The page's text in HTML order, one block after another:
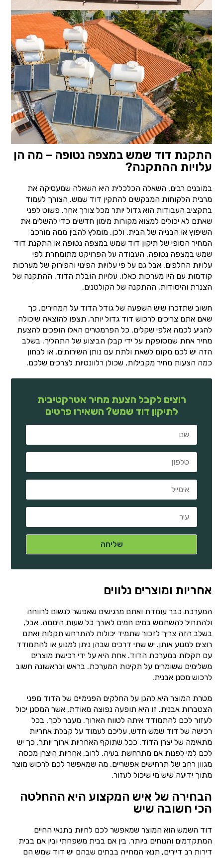
התקנת דוד שמש במצפה נטופה – מה הן
עלויות ההתקנה?
במובנים רבים, השאלה הכלכלית היא השאלה שמעסיקה את
מרבית הלקוחות המבקשים להתקין דוד שמש. הצורך לעמוד
בתקציב העבודות הוא גדול יותר מכל צורך אחר. פשוט לפני
שאתם לא יכולים למצוא מקורות מימון חדשים כדי להשלים את
השיפוץ או הבנייה של הבית. ולכן, מומלץ להבין ממה מורכב
המחיר הסופי של תיקון דוד שמש במצפה נטופה או התקנת דוד
שמש במצפה נטופה. העבודה על הפרויקט מתומחרת לפי
עלויות החלפים. אבל גם על פי עלויות הפינוי והפירוק של מערכות
קודמות עם היו מערכות כאלו. עלויות הובלת הדוד, ההתקנה של
הצנרת והיסודות, ההתקנה של הקולטנים.
חשוב שתזכרו שיש השפעה של גודל הדוד על המחירים. כך
שאם אתם צריכים לרכוש דוד גדול יותר, תצפו להוצאה שיכולה
להגיע לכמה אלפי שקלים. כל הפרמטרים האלו הופכים להצעת
מחיר אחת שמסופקת על ידי קבלן הביצוע של התהליך. בשלב
הזה יש לכם מקום לשאת ולתת עם נותן השירותים, או לבחון
כמה הצעות מחיר מקבילות, שכולן רלוונטיות לצרכים שלכם.
רוצים לקבל הצעת מחיר אטרקטיבית
לתיקון דוד שמש? השאירו פרטים
אחריות ומוצרים נלווים
המערכת כבר עומדת ואתם מרגישים שאפשר לנשום לרווחה
ולהתחיל להשתמש במים חמים לאורך כל שעות היממה. אבל,
בשלב הזה צריך לזכור שתמיד יכולות להתרחש תקלות ואתם
רוצים למנוע אותן. יש שתי דרכים שבהן ניתן למנוע או להתמודד
עם תקלות במערכת הדוד. אחת היא על ידי רכישת מוצרים
משלימים ששומרים על תקינות המערכת. בראש ובראשונה חשוב
לרכוש מסנן אבנית.
מטרת המוצר היא להגן על החלקים הפנימיים של הדוד מפני
הצטברות אבנית. זו היא תופעה נפוצה מאודת, אשר המסנן יכול
לעזור לכם להתמודד איתה לטווח הארוך. מעבר לכך, בכל
רכישה של דוד שמש חדש, עליכם לעמוד על קבלת אחריות
מתאימה של יצרן הדוד. ככל שתוקף האחריות ארוך יותר, כך יש
לכם למי לפנות אם מתרחשת בעיה. לרוב, אחריות היצרן מכסה
מגוון רחב של תרחישים אפשריים, מה שמאפשר לכם לרכוש מוצר
מתוך ידיעה שיש מי שיכול לעזור.
הבחירה של איש המקצוע היא ההחלטה
הכי חשובה שיש
דוד השמש הוא המוצר שמאפשר לכם לחיות בתנאי החיים
המתקדמים והנוחים ביותר. בין אם בבית משפחתי ובין אם בבית
דירות רב דיירים, תנאי המחייה בבתים שבהם יש דוד שמש הם